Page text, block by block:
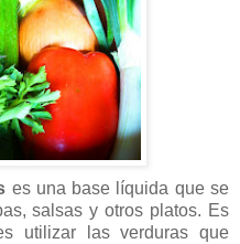
es una base líquida que se
salsas y otros platos. Es
utilizar las verduras que